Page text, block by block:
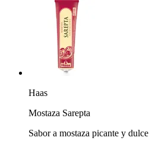
Haas
Mostaza Sarepta
Sabor a mostaza picante y dulce